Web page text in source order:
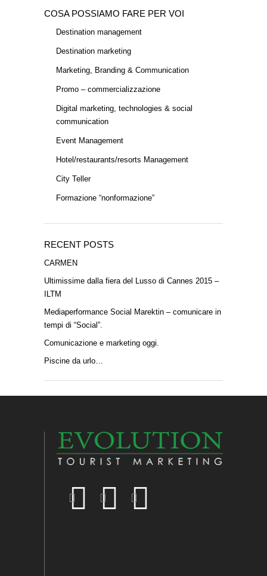
COSA POSSIAMO FARE PER VOI
Destination management
Destination marketing
Marketing, Branding & Communication
Promo – commercializzazione
Digital marketing, technologies & social
communication
Event Management
Hotel/restaurants/resorts Management
City Teller
Formazione “nonformazione”
RECENT POSTS
CARMEN
Ultimissime dalla fiera del Lusso di Cannes 2015 –
ILTM
Mediaperformance Social Marektin – comunicare in
tempi di “Social”.
Comunicazione e marketing oggi.
Piscine da urlo…